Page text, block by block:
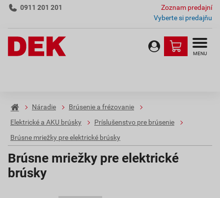
0911 201 201
Zoznam predajní
Vyberte si predajňu
MENU
Náradie
Brúsenie a frézovanie
Elektrické a AKU brúsky
Príslušenstvo pre brúsenie
Brúsne mriežky pre elektrické brúsky
Brúsne mriežky pre elektrické
brúsky